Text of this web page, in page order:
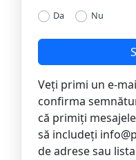
Da Nu
Veți primi un e-
confirma
că primiți
să includeți
de adrese sau